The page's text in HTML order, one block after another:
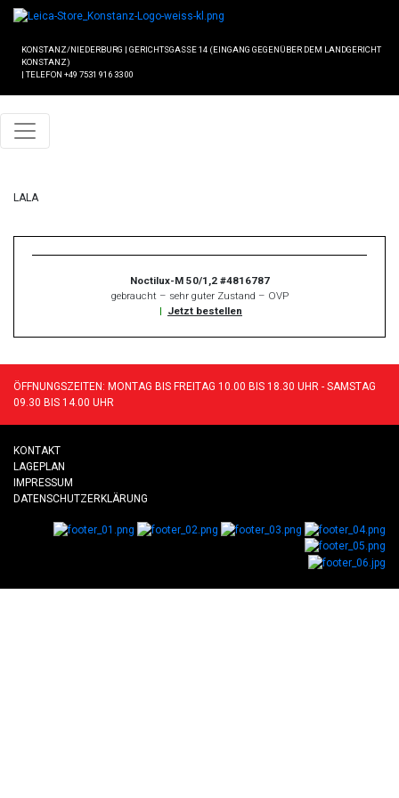
KONSTANZ/NIEDERBURG | GERICHTSGASSE 14 (EINGANG GEGENÜBER DEM LANDGERICHT
KONSTANZ)
| TELEFON +49 7531 916 33 00
LALA
Noctilux-M 50/1,2 #4816787
gebraucht – sehr guter Zustand – OVP
| Jetzt bestellen
ÖFFNUNGSZEITEN: MONTAG BIS FREITAG 10.00 BIS 18.30 UHR - SAMSTAG
09.30 BIS 14.00 UHR
KONTAKT
LAGEPLAN
IMPRESSUM
DATENSCHUTZERKLÄRUNG